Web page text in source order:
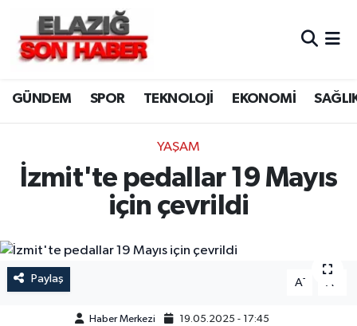
GÜNDEM SPOR TEKNOLOJİ EKONOMİ
YAŞAM
İzmit'te pedallar 19 Mayıs
için çevrildi
Paylaş A- A
Haber Merkezi 19.05.2025 - 17:45
CANLI YAYIN
ASAYİŞ
BİLİM VE TEKNOLOJİ
DÜNYA
Merkez Hava Durumu
Merkez Trafik Yoğunluk Haritası
Süper Lig Puan Durumu ve Fikstür
Tüm Manşetler
Son Dakika Haberleri